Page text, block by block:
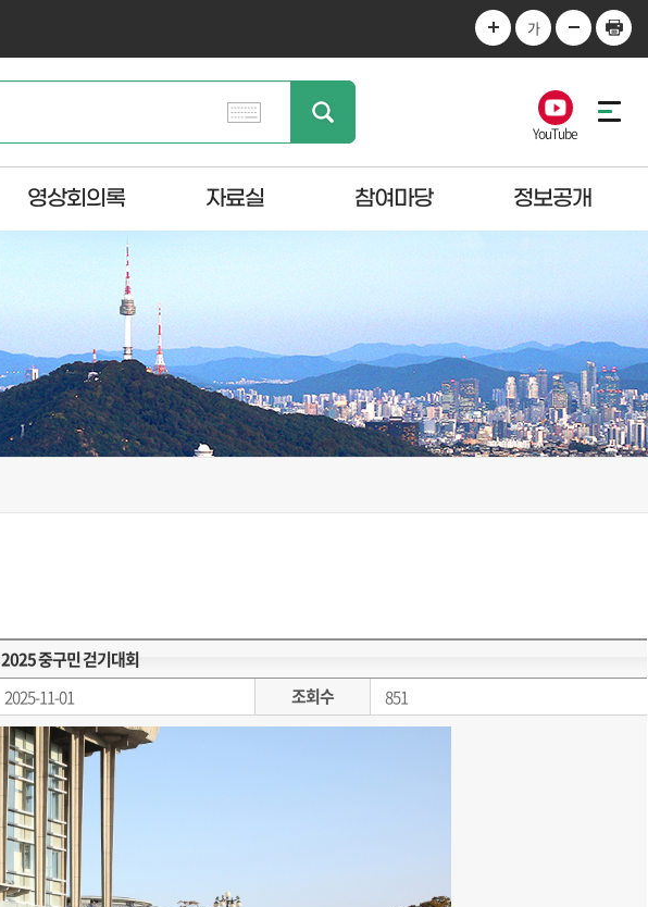
가
YouTube
영상회의록 자료실 참여마당 정보공개
2025 중구민 걷기대회
2025-11-01 조회수 851